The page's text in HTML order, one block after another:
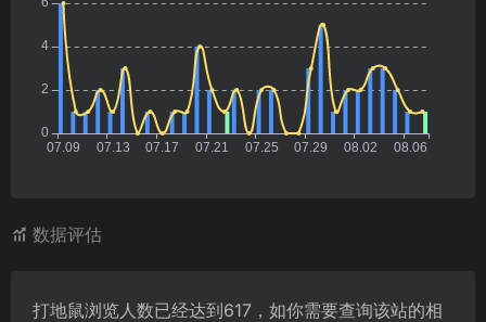
数据评估
打地鼠浏览人数已经达到617，如你需要查询该站的相